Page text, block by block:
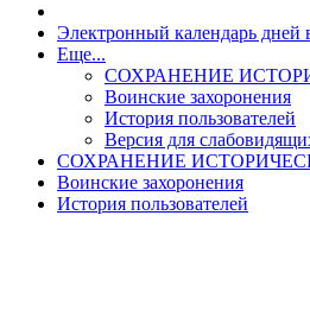
Электронный календарь дней
Еще...
СОХРАНЕНИЕ
Воинские захоронения
История пользователей
Версия для
СОХРАНЕНИЕ
Воинские захоронения
История пользователей